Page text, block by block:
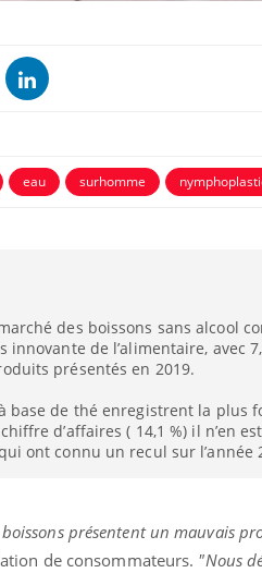
eau surhomme
des boissons sans alcool
innovante de l’alimentaire, avec
présentés en 2019.
base de thé enregistrent la plus
d’affaires ( 14,1 %) il n’en
ont connu un recul sur l’année
présentent un mauvais
de consommateurs. "Nous